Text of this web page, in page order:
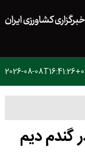
خبرگزاری کشاورزی ایران
2026-08-
گندم دیم